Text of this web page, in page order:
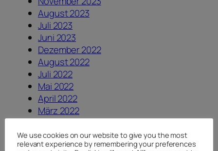
August 2023
Juli 2023
Juni 2023
Dezember 2022
August 2022
Juli 2022
Mai 2022
April 2022
März 2022
Februar 2022
September 2021
August 2021
We use cookies on our website to give you the most
relevant experience by remembering your preferences